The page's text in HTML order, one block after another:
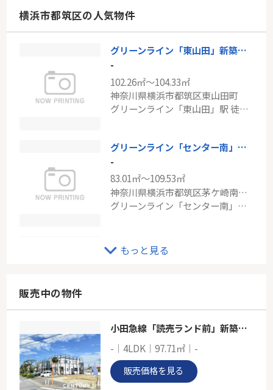
神奈川県横浜市瀬谷区橋戸１丁目
相鉄本線「瀬谷」駅 徒歩10分
73.76㎡
東京都町田市南町田４丁目
横浜市都筑区の人気物件
グリーンライン「東山田」新築分譲
-
102.26㎡～104.33㎡
神奈川県横浜市都筑区東山田町
グリーンライン「東山田」駅 徒歩9分
グリーンライン「センター南」新築分譲
-
83.01㎡～109.53㎡
神奈川県横浜市都筑区茅ケ崎南１丁目
グリーンライン「センター南」駅 徒歩13分
東急田園都市線「江田」中古戸建
-
-
103.92㎡
神奈川県横浜市都筑区折本町
もっと見る
販売中の物件
小田急線「読売ランド前」新築戸建て
-｜4LDK｜97.71㎡｜-
販売価格を見る